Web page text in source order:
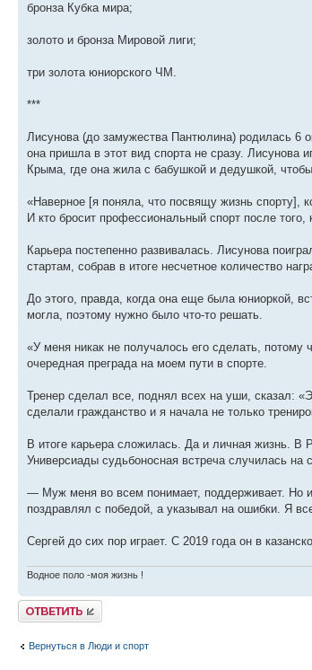
бронза Кубка мира;
золото и бронза Мировой лиги;
три золота юниорского ЧМ.
***
Лисунова (до замужества Пантюлина) родилась 6
она пришла в этот вид спорта не сразу. Лисунова
Крыма, где она жила с бабушкой и дедушкой,
«Наверное [я поняла, что посвящу жизнь спорту],
И кто бросит профессиональный спорт после
Карьера постепенно развивалась. Лисунова
стартам, собрав в итоге несчетное количество
До этого, правда, когда она еще была юниоркой,
могла, поэтому нужно было что-то решать.
«У меня никак не получалось его сделать,
очередная преграда на моем пути в спорте.
Тренер сделал все, поднял всех на уши, сказал:
сделали гражданство и я начала не только
В итоге карьера сложилась. Да и личная жизнь. В
Универсиады судьбоносная встреча случилась на
— Муж меня во всем понимает, поддерживает. Но
поздравлял с победой, а указывал на ошибки. Я
Сергей до сих пор играет. С 2019 года он в
Водное поло -моя жизнь !
Ответить
Вернуться в Люди и спорт